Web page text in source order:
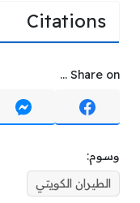
Citations
Share on ...
وسوم:
الطيران الكويتي